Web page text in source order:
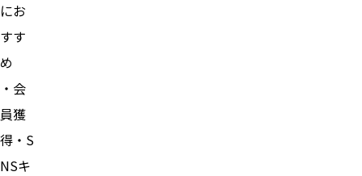
にお
すす
め
・会
員獲
得・S
NSキ